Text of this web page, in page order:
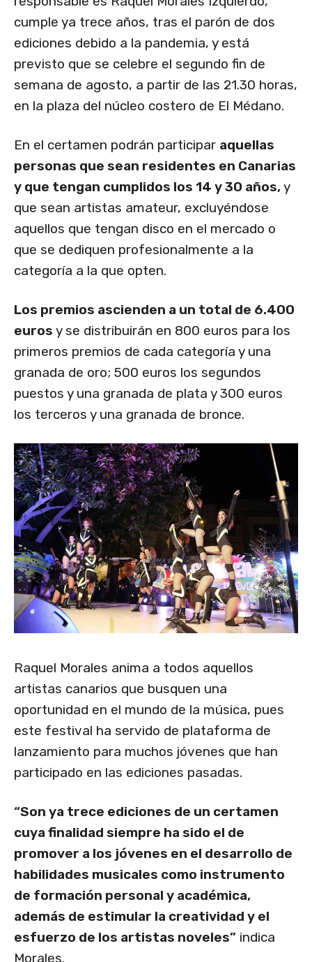
cumple ya trece años, tras el parón de dos
ediciones debido a la pandemia, y está
previsto que se celebre el segundo fin de
semana de agosto, a partir de las 21.30 horas,
en la plaza del núcleo costero de El Médano.
En el certamen podrán participar aquellas
personas que sean residentes en Canarias
y que tengan cumplidos los 14 y 30 años,y
que sean artistas amateur, excluyéndose
aquellos que tengan disco en el mercado o
que se dediquen profesionalmente a la
categoría a la que opten.
Los premios ascienden a un total de 6.400
euros y se distribuirán en 800 euros para los
primeros premios de cada categoría y una
granada de oro; 500 euros los segundos
puestos y una granada de plata y 300 euros
los terceros y una granada de bronce.
Raquel Morales anima a todos aquellos
artistas canarios que busquen una
oportunidad en el mundo de la música, pues
este festival ha servido de plataforma de
lanzamiento para muchos jóvenes que han
participado en las ediciones pasadas.
“Son ya trece ediciones de un certamen
cuya finalidad siempre ha sido el de
promover a los jóvenes en el desarrollo de
habilidades musicales como instrumento
de formación personal y académica,
además de estimular la creatividad y el
esfuerzo de los artistas noveles” indica
Morales.